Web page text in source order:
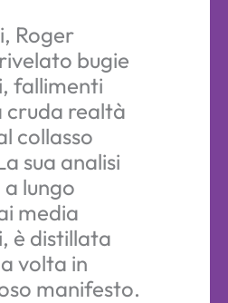
Roger
bugie
fallimenti
cruda realtà
collasso
sua analisi
lungo
media
è distillata
volta in
manifesto.